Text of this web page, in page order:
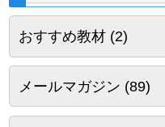
おすすめ教材(2)
メールマガジン (89)